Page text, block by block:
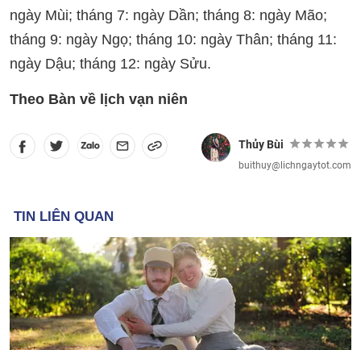
ngày Mùi; tháng 7: ngày Dần; tháng 8: ngày Mão;
tháng 9: ngày Ngọ; tháng 10: ngày Thân; tháng 11:
ngày Dậu; tháng 12: ngày Sửu.
Theo Bàn về lịch vạn niên
Thủy Bùi
buithuy@lichngaytot.com